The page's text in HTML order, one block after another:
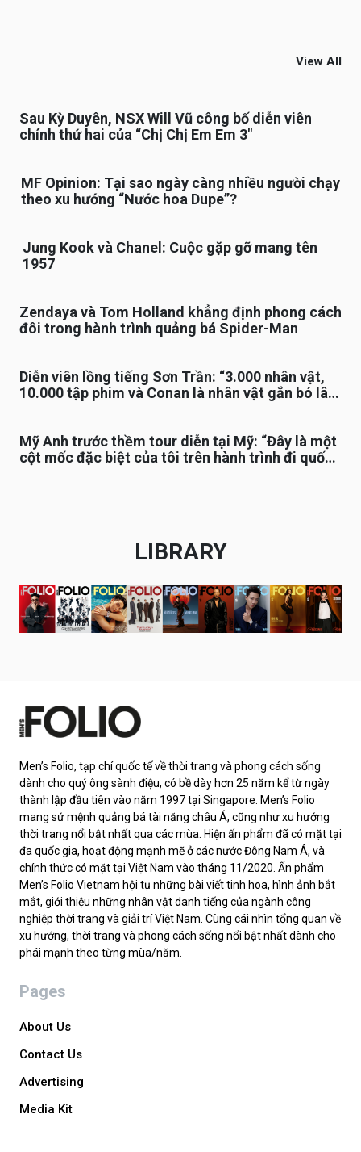
View All
Sau Kỳ Duyên, NSX Will Vũ công bố diễn viên
chính thứ hai của “Chị Chị Em Em 3″
MF Opinion: Tại sao ngày càng nhiều người chạy
theo xu hướng “Nước hoa Dupe”?
Jung Kook và Chanel: Cuộc gặp gỡ mang tên
1957
Zendaya và Tom Holland khẳng định phong cách
đôi trong hành trình quảng bá Spider-Man
Diễn viên lồng tiếng Sơn Trần: “3.000 nhân vật,
10.000 tập phim và Conan là nhân vật gắn bó lâu
Mỹ Anh trước thềm tour diễn tại Mỹ: “Đây là một
cột mốc đặc biệt của tôi trên hành trình đi quốc
LIBRARY
Men’s Folio, tạp chí quốc tế về thời trang và phong cách sống
dành cho quý ông sành điệu, có bề dày hơn 25 năm kể từ ngày
thành lập đầu tiên vào năm 1997 tại Singapore. Men’s Folio
mang sứ mệnh quảng bá tài năng châu Á, cũng như xu hướng
thời trang nổi bật nhất qua các mùa. Hiện ấn phẩm đã có mặt tại
đa quốc gia, hoạt động mạnh mẽ ở các nước Đông Nam Á, và
chính thức có mặt tại Việt Nam vào tháng 11/2020. Ấn phẩm
Men’s Folio Vietnam hội tụ những bài viết tinh hoa, hình ảnh bắt
mắt, giới thiệu những nhân vật danh tiếng của ngành công
nghiệp thời trang và giải trí Việt Nam. Cùng cái nhìn tổng quan về
xu hướng, thời trang và phong cách sống nổi bật nhất dành cho
phái mạnh theo từng mùa/năm.
Pages
About Us
Contact Us
Advertising
Media Kit